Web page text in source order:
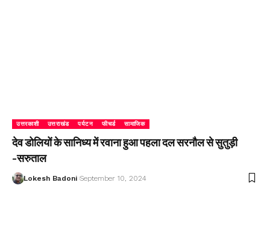
उत्तरकाशी उत्तराखंड पर्यटन फीचर्ड सामाजिक
देव डोलियों के सानिध्य में रवाना हुआ पहला दल सरनौल से सुतुड़ी
-सरुताल
Lokesh Badoni September 10, 2024